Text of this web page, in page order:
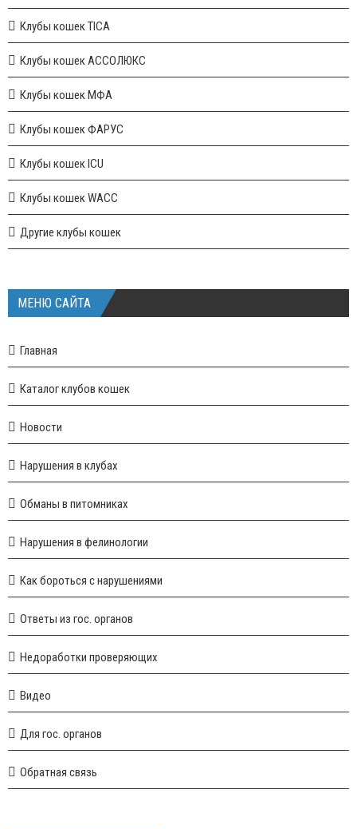
Клубы кошек TICA
Клубы кошек АССОЛЮКС
Клубы кошек МФА
Клубы кошек ФАРУС
Клубы кошек ICU
Клубы кошек WACC
Другие клубы кошек
МЕНЮ САЙТА
Главная
Каталог клубов кошек
Новости
Нарушения в клубах
Обманы в питомниках
Нарушения в фелинологии
Как бороться с нарушениями
Ответы из гос. органов
Недоработки проверяющих
Видео
Для гос. органов
Обратная связь